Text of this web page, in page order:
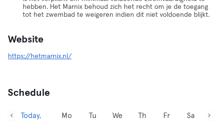
hebben. Het Marnix behoud zich het recht om je de toegang
tot het zwembad te weigeren indien dit niet voldoende blijkt.
Website
https://hetmarnix.nl/
Schedule
Today,
Mo
Tu
We
Th
Fr
Sa